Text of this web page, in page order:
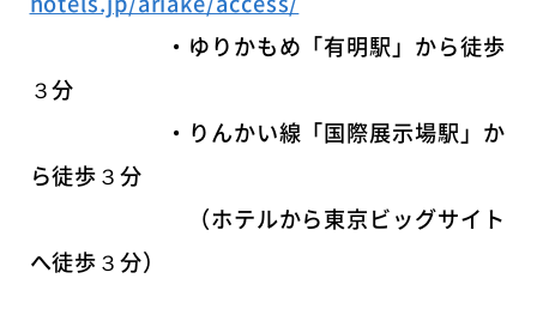
・ゆりかもめ「有明駅」から徒歩
３分
・りんかい線「国際展示場駅」か
ら徒歩３分
（ホテルから東京ビッグサイト
へ徒歩３分）